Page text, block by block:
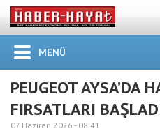
MENÜ
PEUGEOT AYSA’DA
FIRSATLARI
07 Haziran 2026 - 08:41